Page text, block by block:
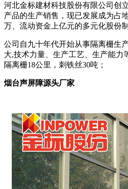
河北金标建材科技股份有限公司创
产品的生产销售，现已发展成为占
万、流动资金上亿元的多元化股份制
公司自九十年代开始从事隔离栅生
大,技术力量、生产工艺、生产能力
隔离栅18公里，刺铁丝30吨；
烟台声屏障源头厂家